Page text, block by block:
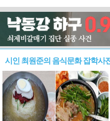
시인 최원준의 음식문화 잡학사